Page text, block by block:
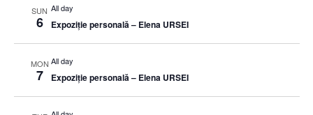
SUN
6
All day
Expoziție personală – Elena URSEI
MON
7
All day
Expoziție personală – Elena URSEI